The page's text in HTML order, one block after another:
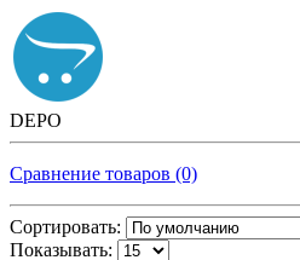
DEPO
Сравнение товаров (0)
Сортировать:
Показывать: